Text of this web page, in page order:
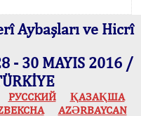
Aybaşları ve Hicrî
- 30 MAYIS 2016 /
РУССКИЙ
ҚАЗАҚША
AZӘRBAYCAN